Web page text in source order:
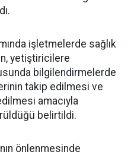
işletmelerde sağlık
yetiştiricilere
bilgilendirmelerde
takip edilmesi ve
amacıyla
belirtildi.
önlenmesinde